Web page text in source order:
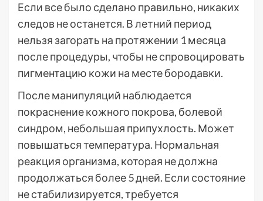
Если все было сделано правильно, никаких
следов не останется. В летний период
нельзя загорать на протяжении 1 месяца
после процедуры, чтобы не спровоцировать
пигментацию кожи на месте бородавки.
После манипуляций наблюдается
покраснение кожного покрова, болевой
синдром, небольшая припухлость. Может
повышаться температура. Нормальная
реакция организма, которая не должна
продолжаться более 5 дней. Если состояние
не стабилизируется, требуется